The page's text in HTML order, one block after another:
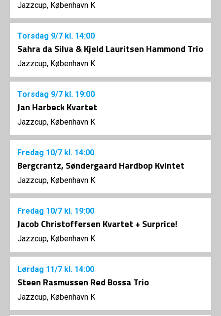
Jazzcup, København K
Torsdag 9/7 kl. 14:00
Sahra da Silva & Kjeld Lauritsen Hammond Trio
Jazzcup, København K
Torsdag 9/7 kl. 19:00
Jan Harbeck Kvartet
Jazzcup, København K
Fredag 10/7 kl. 14:00
Bergcrantz, Søndergaard Hardbop Kvintet
Jazzcup, København K
Fredag 10/7 kl. 19:00
Jacob Christoffersen Kvartet + Surprice!
Jazzcup, København K
Lørdag 11/7 kl. 14:00
Steen Rasmussen Red Bossa Trio
Jazzcup, København K